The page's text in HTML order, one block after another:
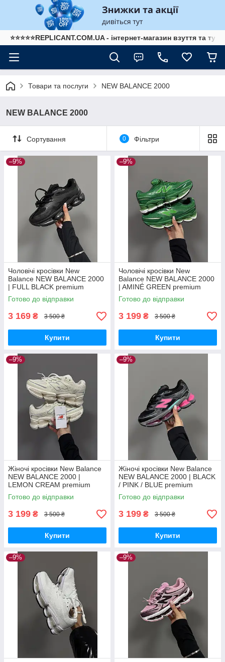
⭐⭐⭐⭐⭐REPLICANT.COM.UA - інтернет-магазин взуття та
Товари та послуги NEW BALANCE 2000
NEW BALANCE 2000
Сортування 0 Фільтри
–9%
Чоловічі кросівки New
Balance NEW BALANCE 2000
| FULL BLACK premium
кроссовки New Balance
Готово до відправки
3 169 ₴ 3 500 ₴
Купити
–9%
Чоловічі кросівки New
Balance NEW BALANCE 2000
| AMINÉ GREEN premium
кроссовки New Balance
Готово до відправки
3 199 ₴ 3 500 ₴
Купити
–9%
Жіночі кросівки New Balance
NEW BALANCE 2000 |
LEMON CREAM premium
кроссовки New Balance
Готово до відправки
3 199 ₴ 3 500 ₴
Купити
–9%
Жіночі кросівки New Balance
NEW BALANCE 2000 | BLACK
/ PINK / BLUE premium
кроссовки New Balance
Готово до відправки
3 199 ₴ 3 500 ₴
Купити
–9% –9%